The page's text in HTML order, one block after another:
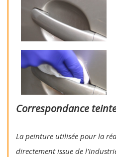
Correspondance
La peinture utilisée pour la
directement issue de